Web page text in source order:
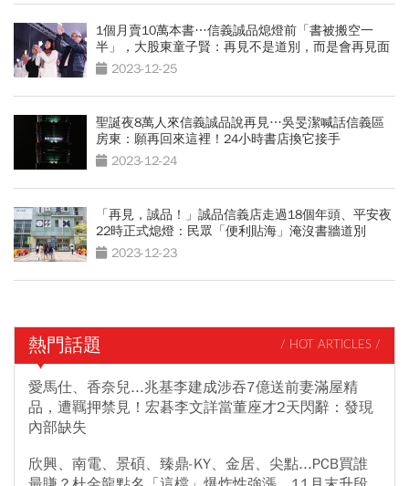
1個月賣10萬本書…信義誠品熄燈前「書被搬空一
半」，大股東童子賢：再見不是道別，而是會再見面
2023-12-25
聖誕夜8萬人來信義誠品說再見…吳旻潔喊話信義區
房東：願再回來這裡！24小時書店換它接手
2023-12-24
「再見，誠品！」誠品信義店走過18個年頭、平安夜
22時正式熄燈：民眾「便利貼海」淹沒書牆道別
2023-12-23
熱門話題 / HOT ARTICLES /
愛馬仕、香奈兒...兆基李建成涉吞7億送前妻滿屋精
品，遭羈押禁見！宏碁李文詳當董座才2天閃辭：發現
內部缺失
欣興、南電、景碩、臻鼎-KY、金居、尖點...PCB買誰